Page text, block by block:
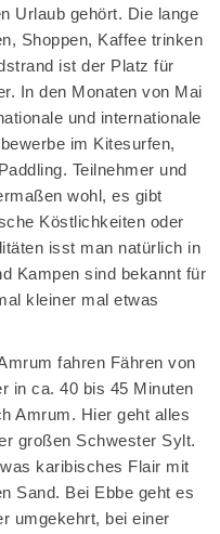
Urlaub gehört. Die lange
Shoppen, Kaffee trinken
ist der Platz für
In den Monaten von Mai
und internationale
im Kitesurfen,
Teilnehmer und
wohl, es gibt
Köstlichkeiten oder
isst man natürlich in
Kampen sind bekannt für
kleiner mal etwas
fahren Fähren von
in ca. 40 bis 45 Minuten
Amrum. Hier geht alles
großen Schwester Sylt.
karibisches Flair mit
Sand. Bei Ebbe geht es
umgekehrt, bei einer